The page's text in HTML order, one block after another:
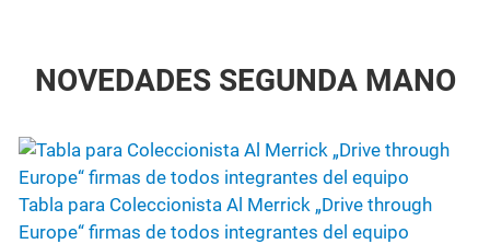
NOVEDADES SEGUNDA MANO
Tabla para Coleccionista Al Merrick „Drive through
Europe“ firmas de todos integrantes del equipo